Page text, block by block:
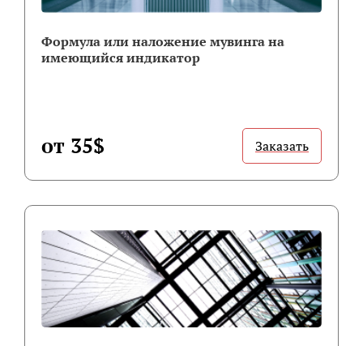
Формула или наложение мувинга на
имеющийся индикатор
от 35$ Заказать